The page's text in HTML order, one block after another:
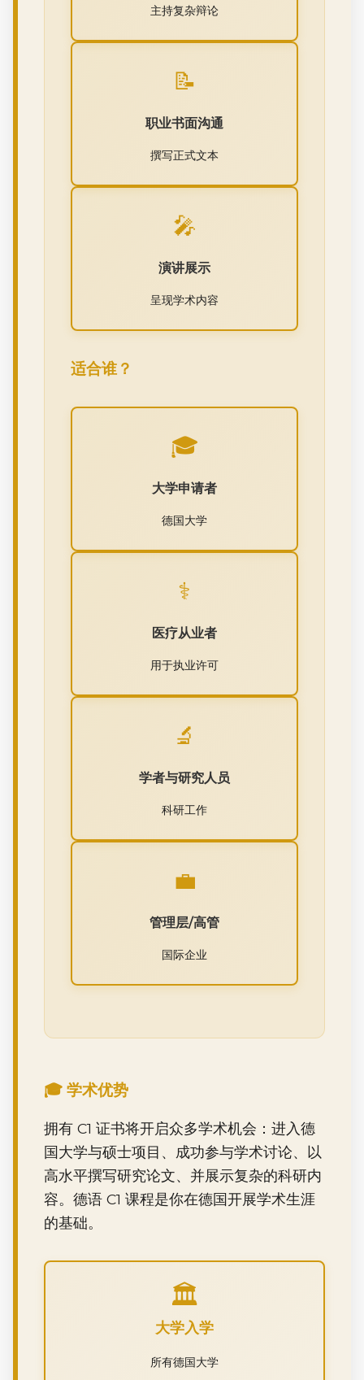
主持复杂辩论
📝
职业书面沟通
撰写正式文本
🎤
演讲展示
呈现学术内容
适合谁？
🎓
大学申请者
德国大学
⚕️
医疗从业者
用于执业许可
🔬
学者与研究人员
科研工作
💼
管理层/高管
国际企业
🎓 学术优势
拥有 C1 证书将开启众多学术机会：进入德
国大学与硕士项目、成功参与学术讨论、以
高水平撰写研究论文、并展示复杂的科研内
容。德语 C1 课程是你在德国开展学术生涯
的基础。
🏛️
大学入学
所有德国大学